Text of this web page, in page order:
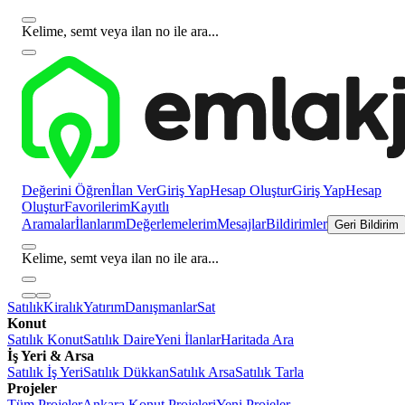
Kelime, semt veya ilan no ile ara...
Değerini Öğrenİlan VerGiriş YapHesap OluşturGiriş YapHesap
OluşturFavorilerimKayıtlı
AramalarİlanlarımDeğerlemelerimMesajlarBildirimler Geri Bildirim
Kelime, semt veya ilan no ile ara...
SatılıkKiralıkYatırımDanışmanlarSat
Konut
Satılık KonutSatılık DaireYeni İlanlarHaritada Ara
İş Yeri & Arsa
Satılık İş YeriSatılık DükkanSatılık ArsaSatılık Tarla
Projeler